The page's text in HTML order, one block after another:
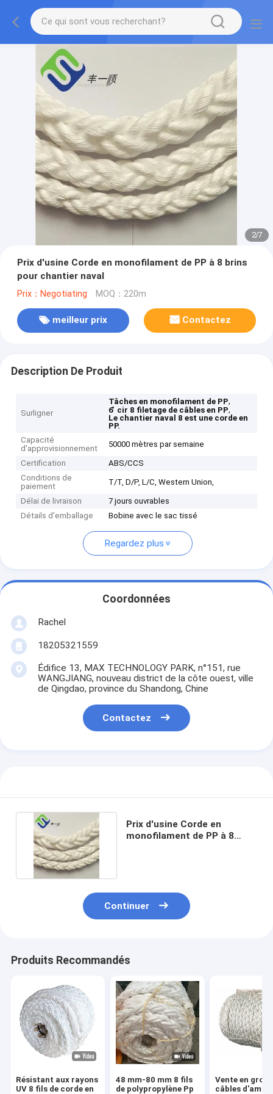
2/7
Prix d'usine Corde en monofilament de PP à 8 brins
pour chantier naval
Prix：Negotiating MOQ：220m
meilleur prix Contactez
Description De Produit
Surligner
Tâches en monofilament de PP,
6 ̊ cir 8 filetage de câbles en PP,
Le chantier naval 8 est une corde en
PP.
Capacité
d'approvisionnement
50000 mètres par semaine
Certification
ABS/CCS
Conditions de
paiement
T/T, D/P, L/C, Western Union,
Délai de livraison
7 jours ouvrables
Détails d'emballage
Bobine avec le sac tissé
Regardez plus
Coordonnées
Rachel
18205321559
Édifice 13, MAX TECHNOLOGY PARK, n°151, rue
WANGJIANG, nouveau district de la côte ouest, ville
de Qingdao, province du Shandong, Chine
Contactez
Prix d'usine Corde en
monofilament de PP à 8
Continuer
Produits Recommandés
Résistant aux rayons
UV 8 fils de corde en
48 mm-80 mm 8 fils
de polypropylène Pp
Vente en gros
câbles